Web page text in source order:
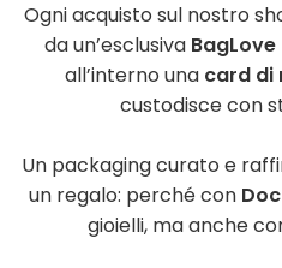
Ogni acquisto sul nostro
da un’esclusiva BagLove
all’interno una card di
custodisce con
Un packaging curato e
un regalo: perché con
gioielli, ma anche